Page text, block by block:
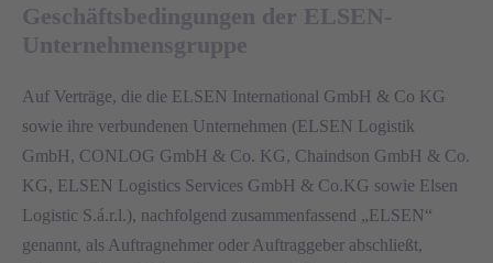
Geschäftsbedingungen der ELSEN-
Unternehmensgruppe
Auf Verträge, die die ELSEN International GmbH & Co KG
sowie ihre verbundenen Unternehmen (ELSEN Logistik
GmbH, CONLOG GmbH & Co. KG, Chaindson GmbH & Co.
KG, ELSEN Logistics Services GmbH & Co.KG sowie Elsen
Logistic S.á.r.l.), nachfolgend zusammenfassend „ELSEN“
genannt, als Auftragnehmer oder Auftraggeber abschließt,